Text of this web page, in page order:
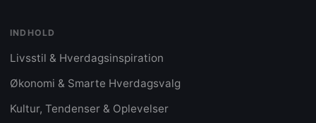
INDHOLD
Livsstil & Hverdagsinspiration
Økonomi & Smarte Hverdagsvalg
Kultur, Tendenser & Oplevelser